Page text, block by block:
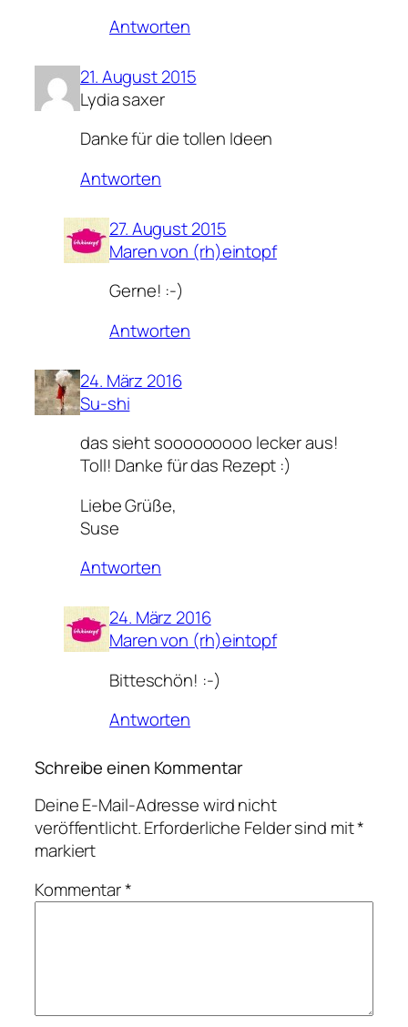
Antworten
21. August 2015
Lydia saxer
Danke für die tollen Ideen
Antworten
27. August 2015
Maren von (rh)eintopf
Gerne! :-)
Antworten
24. März 2016
Su-shi
das sieht sooooooooo lecker aus!
Toll! Danke für das Rezept :)
Liebe Grüße,
Suse
Antworten
24. März 2016
Maren von (rh)eintopf
Bitteschön! :-)
Antworten
Schreibe einen Kommentar
Deine E-Mail-Adresse wird nicht
veröffentlicht.Erforderliche Felder sind mit*
markiert
Kommentar*